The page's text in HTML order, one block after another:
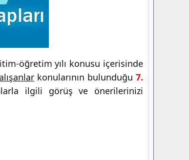
öğretim yılı konusu içerisinde
konularının bulunduğu7.
ilgili görüş ve önerilerinizi